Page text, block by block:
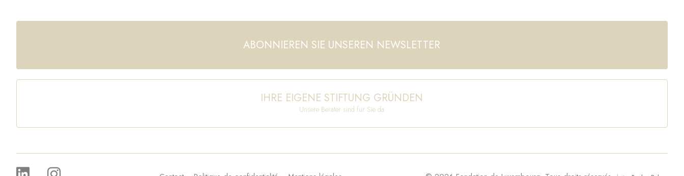
ABONNIEREN SIE UNSEREN NEWSLETTER
IHRE EIGENE STIFTUNG GRÜNDEN
Unsere Berater sind für Sie da